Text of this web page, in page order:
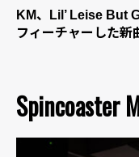
KM、Lil’ Leise But
フィーチャーした新
Spincoaster